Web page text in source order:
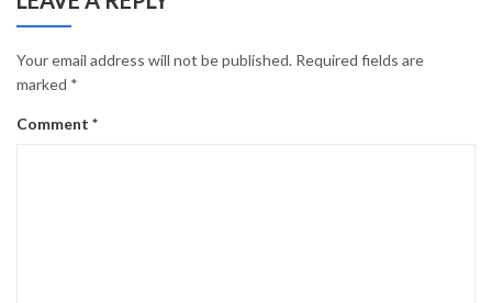
Your email address will not be published. Required fields are
marked *
Comment *